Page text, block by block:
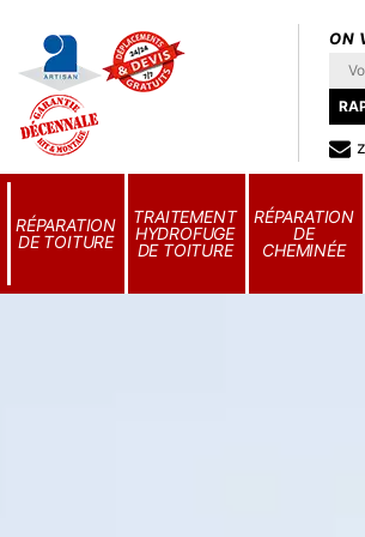
ON
RÉPARATION
DE TOITURE
TRAITEMENT
HYDROFUGE
DE TOITURE
RÉPARATION
DE
CHEMINÉE